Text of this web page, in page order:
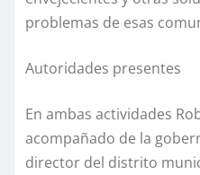
problemas de esas
Autoridades presentes
En ambas actividades
acompañado de la
director del distrito